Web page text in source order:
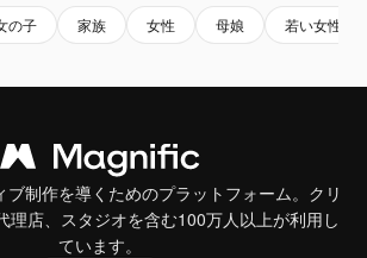
の子 家族 女性 母娘 若い女性
制作を導くためのプラットフォーム。クリ
理店、スタジオを含む100万人以上が利用し
ています。